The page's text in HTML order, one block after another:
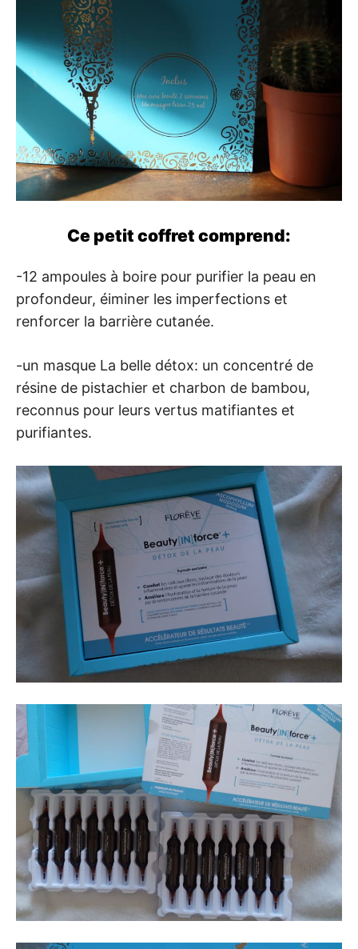
Ce petit coffret comprend:
-12 ampoules à boire pour purifier la peau en
profondeur, éiminer les imperfections et
renforcer la barrière cutanée.
-un masque La belle détox: un concentré de
résine de pistachier et charbon de bambou,
reconnus pour leurs vertus matifiantes et
purifiantes.